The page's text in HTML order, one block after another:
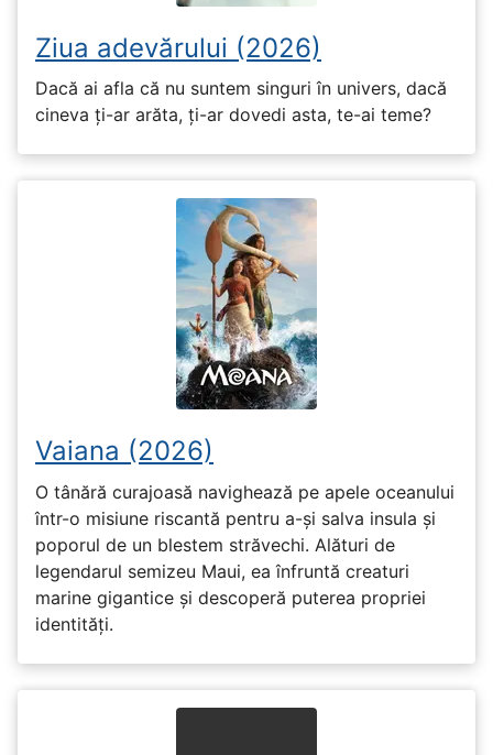
Ziua adevărului (2026)
Dacă ai afla că nu suntem singuri în univers, dacă
cineva ți-ar arăta, ți-ar dovedi asta, te-ai teme?
Vaiana (2026)
O tânără curajoasă navighează pe apele oceanului
într-o misiune riscantă pentru a-și salva insula și
poporul de un blestem străvechi. Alături de
legendarul semizeu Maui, ea înfruntă creaturi
marine gigantice și descoperă puterea propriei
identități.